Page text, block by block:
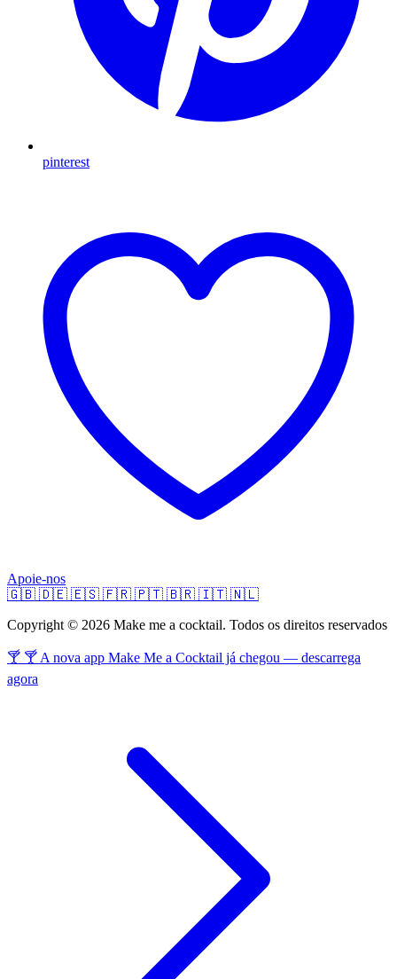
pinterest
Apoie-nos
🇬🇧 🇩🇪 🇪🇸 🇫🇷 🇵🇹 🇧🇷 🇮🇹 🇳🇱
Copyright © 2026 Make me a cocktail. Todos os direitos reservados
🍸 🍸 A nova app Make Me a Cocktail já chegou — descarrega
agora